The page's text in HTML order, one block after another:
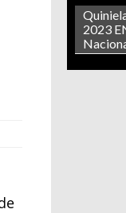
2023